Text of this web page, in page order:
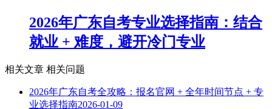
2026年广东自考专业选择指南：结合
就业 + 难度，避开冷门专业
相关文章 相关问题
2026年广东自考全攻略：报名官网 + 全年时间节点 + 专
业选择指南2026-01-09